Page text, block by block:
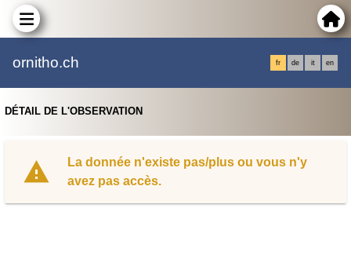
ornitho.ch fr de it en
DÉTAIL DE L'OBSERVATION
La donnée n'existe pas/plus ou vous n'y
avez pas accès.